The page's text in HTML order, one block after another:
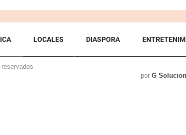
LOCALES DIASPORA
por G